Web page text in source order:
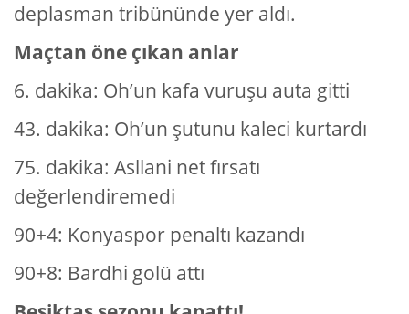
deplasman tribününde yer aldı.
Maçtan öne çıkan anlar
6. dakika: Oh’un kafa vuruşu auta gitti
43. dakika: Oh’un şutunu kaleci kurtardı
75. dakika: Asllani net fırsatı
değerlendiremedi
90+4: Konyaspor penaltı kazandı
90+8: Bardhi golü attı